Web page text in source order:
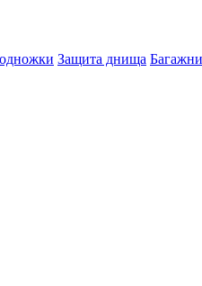
Защита днища